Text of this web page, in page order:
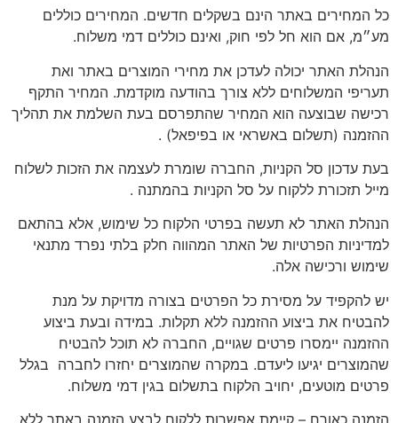
כל המחירים באתר הינם בשקלים חדשים. המחירים כוללים
מע״מ, אם הוא חל לפי חוק, ואינם כוללים דמי משלוח.
הנהלת האתר יכולה לעדכן את מחירי המוצרים באתר ואת
תעריפי המשלוחים ללא צורך בהודעה מוקדמת. המחיר התקף
רכישה שבוצעה הוא המחיר שהתפרסם בעת השלמת את תהליך
ההזמנה (תשלום באשראי או בפיפאל) .
בעת עדכון סל הקניות, החברה שומרת לעצמה את הזכות לשלוח
מייל תזכורת ללקוח על סל הקניות בהמתנה .
הנהלת האתר לא תעשה בפרטי הלקוח כל שימוש, אלא בהתאם
למדיניות הפרטיות של האתר המהווה חלק בלתי נפרד מתנאי
שימוש ורכישה אלה.
יש להקפיד על מסירת כל הפרטים בצורה מדויקת על מנת
להבטיח את ביצוע ההזמנה ללא תקלות. במידה ובעת ביצוע
ההזמנה יימסרו פרטים שגויים, החברה לא תוכל להבטיח
שהמוצרים יגיעו ליעדם. במקרה שהמוצרים יחזרו לחברה בגלל
פרטים מוטעים, יחויב הלקוח בתשלום בגין דמי משלוח.